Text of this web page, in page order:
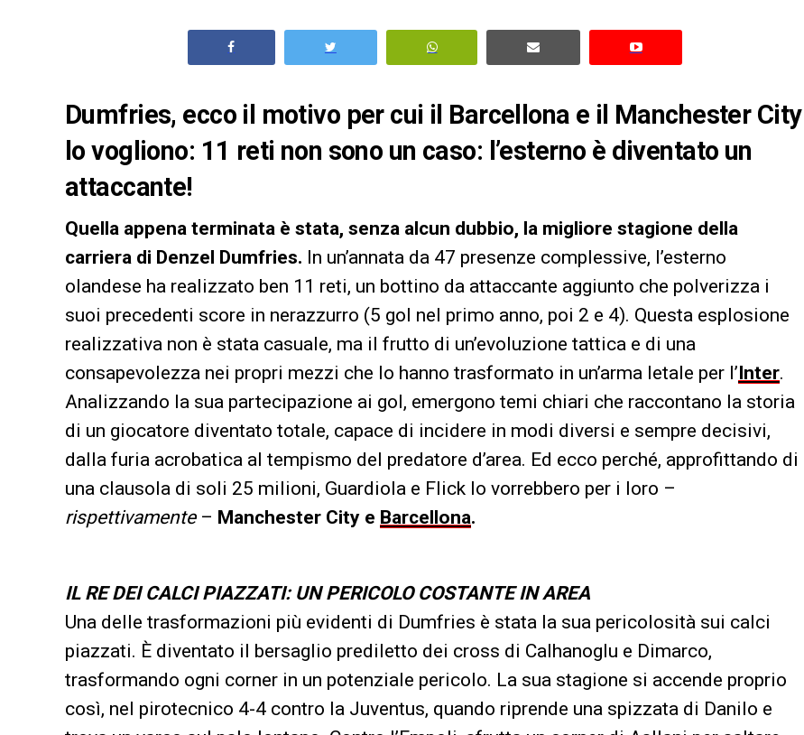
Dumfries, ecco il motivo per cui il Barcellona e il Manchester City
lo vogliono: 11 reti non sono un caso: l’esterno è diventato un
attaccante!
Quella appena terminata è stata, senza alcun dubbio, la migliore stagione della
carriera di Denzel Dumfries. In un’annata da 47 presenze complessive, l’esterno
olandese ha realizzato ben 11 reti, un bottino da attaccante aggiunto che polverizza i
suoi precedenti score in nerazzurro (5 gol nel primo anno, poi 2 e 4). Questa esplosione
realizzativa non è stata casuale, ma il frutto di un’evoluzione tattica e di una
consapevolezza nei propri mezzi che lo hanno trasformato in un’arma letale per l’Inter.
Analizzando la sua partecipazione ai gol, emergono temi chiari che raccontano la storia
di un giocatore diventato totale, capace di incidere in modi diversi e sempre decisivi,
dalla furia acrobatica al tempismo del predatore d’area. Ed ecco perché, approfittando di
una clausola di soli 25 milioni, Guardiola e Flick lo vorrebbero per i loro –
rispettivamente – Manchester City e Barcellona.
IL RE DEI CALCI PIAZZATI: UN PERICOLO COSTANTE IN AREA
Una delle trasformazioni più evidenti di Dumfries è stata la sua pericolosità sui calci
piazzati. È diventato il bersaglio prediletto dei cross di Calhanoglu e Dimarco,
trasformando ogni corner in un potenziale pericolo. La sua stagione si accende proprio
così, nel pirotecnico 4-4 contro la Juventus, quando riprende una spizzata di Danilo e